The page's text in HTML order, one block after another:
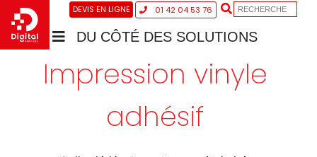
DU CÔTÉ DES SOLUTIONS
DEVIS EN LIGNE 01 42 04 53 76
Impression vinyle
adhésif